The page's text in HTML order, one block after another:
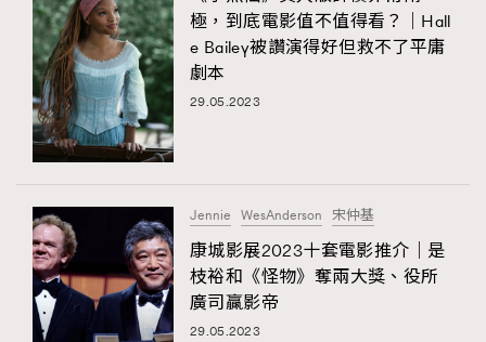
極，到底電影值不值得看？｜Hall
e Bailey被讚演得好但救不了平庸
劇本
29.05.2023
Jennie WesAnderson 宋仲基
康城影展2023十套電影推介｜是
枝裕和《怪物》奪兩大獎、役所
廣司贏影帝
29.05.2023